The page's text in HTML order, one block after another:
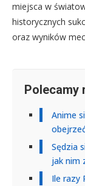
miejsca w
historycznych
oraz wyników
Polecamy
Anime
Sędzia
jak nim
Ile razy